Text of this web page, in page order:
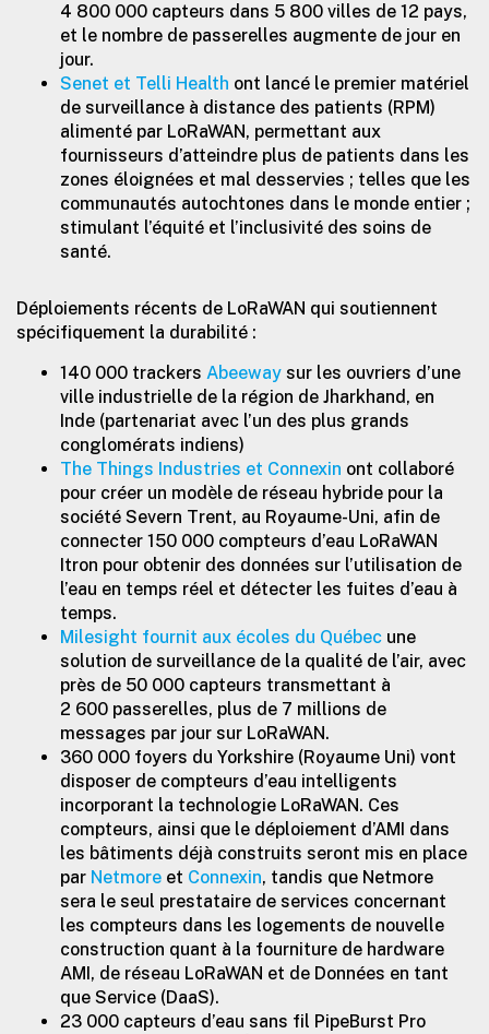
4 800 000 capteurs dans 5 800 villes de 12 pays,
et le nombre de passerelles augmente de jour en
jour.
Senet et Telli Health ont lancé le premier matériel
de surveillance à distance des patients (RPM)
alimenté par LoRaWAN, permettant aux
fournisseurs d’atteindre plus de patients dans les
zones éloignées et mal desservies ; telles que les
communautés autochtones dans le monde entier ;
stimulant l’équité et l’inclusivité des soins de
santé.
Déploiements récents de LoRaWAN qui soutiennent
spécifiquement la durabilité :
140 000 trackers Abeeway sur les ouvriers d’une
ville industrielle de la région de Jharkhand, en
Inde (partenariat avec l’un des plus grands
conglomérats indiens)
The Things Industries et Connexin ont collaboré
pour créer un modèle de réseau hybride pour la
société Severn Trent, au Royaume-Uni, afin de
connecter 150 000 compteurs d’eau LoRaWAN
Itron pour obtenir des données sur l’utilisation de
l’eau en temps réel et détecter les fuites d’eau à
temps.
Milesight fournit aux écoles du Québec une
solution de surveillance de la qualité de l’air, avec
près de 50 000 capteurs transmettant à
2 600 passerelles, plus de 7 millions de
messages par jour sur LoRaWAN.
360 000 foyers du Yorkshire (Royaume Uni) vont
disposer de compteurs d’eau intelligents
incorporant la technologie LoRaWAN. Ces
compteurs, ainsi que le déploiement d’AMI dans
les bâtiments déjà construits seront mis en place
par Netmore et Connexin, tandis que Netmore
sera le seul prestataire de services concernant
les compteurs dans les logements de nouvelle
construction quant à la fourniture de hardware
AMI, de réseau LoRaWAN et de Données en tant
que Service (DaaS).
23 000 capteurs d’eau sans fil PipeBurst Pro